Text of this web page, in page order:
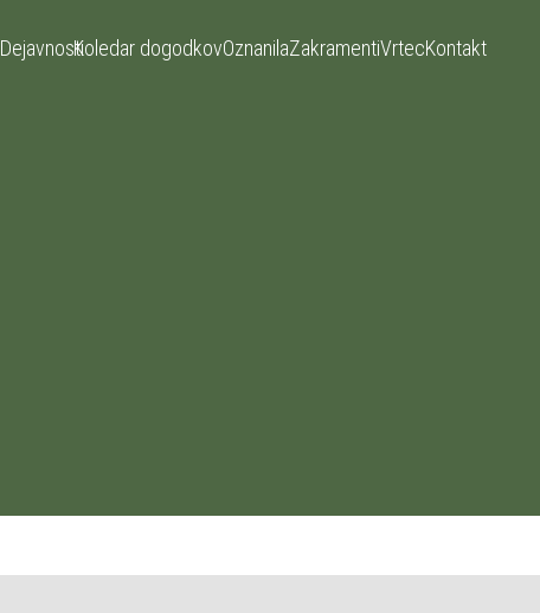
DejavnostiKoledar dogodkovOznanilaZakramentiVrtecKontakt